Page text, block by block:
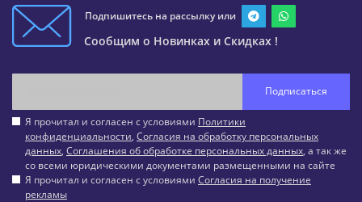
Подпишитесь на рассылку или
Сообщим о Новинках и Скидках !
Подписаться
Я прочитал и согласен с условиями Политики
конфиденциальности, Согласия на обработку персональных
данных, Соглашения об обработке персональных данных, а так же
со всеми юридическими документами размещенными на сайте
Я прочитал и согласен с условиями Согласия на получение
рекламы